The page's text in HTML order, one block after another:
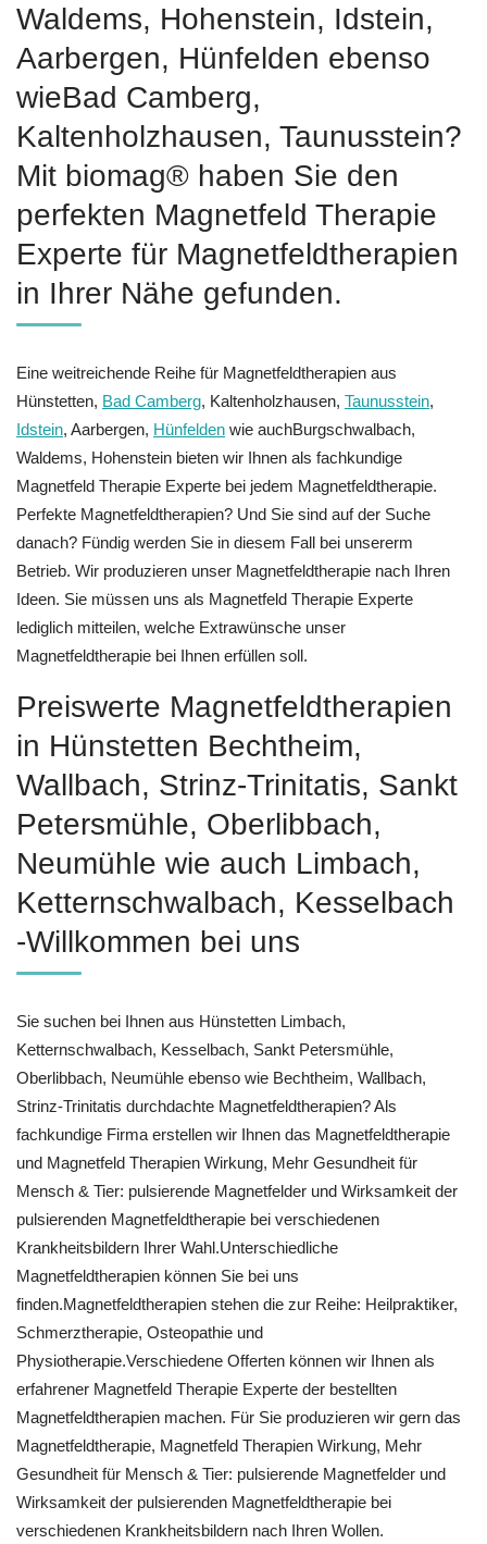
Waldems, Hohenstein, Idstein,
Aarbergen, Hünfelden ebenso
wieBad Camberg,
Kaltenholzhausen, Taunusstein?
Mit biomag® haben Sie den
perfekten Magnetfeld Therapie
Experte für Magnetfeldtherapien
in Ihrer Nähe gefunden.
Eine weitreichende Reihe für Magnetfeldtherapien aus
Hünstetten, Bad Camberg, Kaltenholzhausen, Taunusstein,
Idstein, Aarbergen, Hünfelden wie auchBurgschwalbach,
Waldems, Hohenstein bieten wir Ihnen als fachkundige
Magnetfeld Therapie Experte bei jedem Magnetfeldtherapie.
Perfekte Magnetfeldtherapien? Und Sie sind auf der Suche
danach? Fündig werden Sie in diesem Fall bei unsererm
Betrieb. Wir produzieren unser Magnetfeldtherapie nach Ihren
Ideen. Sie müssen uns als Magnetfeld Therapie Experte
lediglich mitteilen, welche Extrawünsche unser
Magnetfeldtherapie bei Ihnen erfüllen soll.
Preiswerte Magnetfeldtherapien
in Hünstetten Bechtheim,
Wallbach, Strinz-Trinitatis, Sankt
Petersmühle, Oberlibbach,
Neumühle wie auch Limbach,
Ketternschwalbach, Kesselbach
-Willkommen bei uns
Sie suchen bei Ihnen aus Hünstetten Limbach,
Ketternschwalbach, Kesselbach, Sankt Petersmühle,
Oberlibbach, Neumühle ebenso wie Bechtheim, Wallbach,
Strinz-Trinitatis durchdachte Magnetfeldtherapien? Als
fachkundige Firma erstellen wir Ihnen das Magnetfeldtherapie
und Magnetfeld Therapien Wirkung, Mehr Gesundheit für
Mensch & Tier: pulsierende Magnetfelder und Wirksamkeit der
pulsierenden Magnetfeldtherapie bei verschiedenen
Krankheitsbildern Ihrer Wahl.Unterschiedliche
Magnetfeldtherapien können Sie bei uns
finden.Magnetfeldtherapien stehen die zur Reihe: Heilpraktiker,
Schmerztherapie, Osteopathie und
Physiotherapie.Verschiedene Offerten können wir Ihnen als
erfahrener Magnetfeld Therapie Experte der bestellten
Magnetfeldtherapien machen. Für Sie produzieren wir gern das
Magnetfeldtherapie, Magnetfeld Therapien Wirkung, Mehr
Gesundheit für Mensch & Tier: pulsierende Magnetfelder und
Wirksamkeit der pulsierenden Magnetfeldtherapie bei
verschiedenen Krankheitsbildern nach Ihren Wollen.